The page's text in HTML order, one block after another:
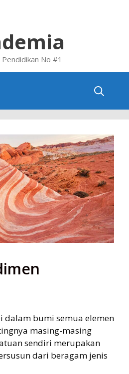
No #1
dalam bumi semua elemen
masing-masing
sendiri merupakan
dari beragam jenis